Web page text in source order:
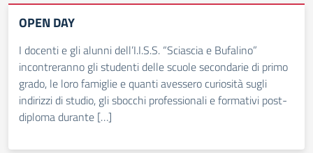
OPEN DAY
I docenti e gli alunni dell’I.I.S.S. “Sciascia e Bufalino”
incontreranno gli studenti delle scuole secondarie di primo
grado, le loro famiglie e quanti avessero curiosità sugli
indirizzi di studio, gli sbocchi professionali e formativi post-
diploma durante […]